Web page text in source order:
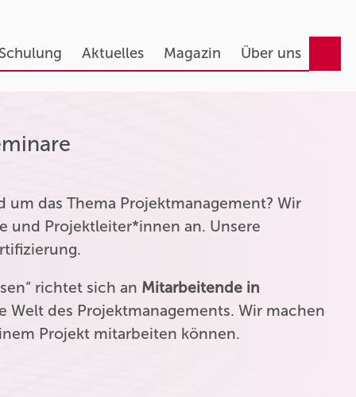
Aktuelles Magazin Über uns
das Thema Projektmanagement? Wir
und Projektleiter*innen an. Unsere
richtet sich an Mitarbeitende in
des Projektmanagements. Wir machen
Projekt mitarbeiten können.